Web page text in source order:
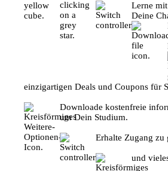
Lerne
Deine
einzigartigen Deals und Coupons für
Downloade kostenfreie
um Dein Studium.
Erhalte Zugang zu
und